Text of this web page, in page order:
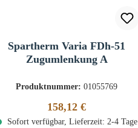
Spartherm Varia FDh-51
Zugumlenkung A
Produktnummer:01055769
Regulärer Preis:
158,12 €
Sofort verfügbar, Lieferzeit: 2-4 Tage